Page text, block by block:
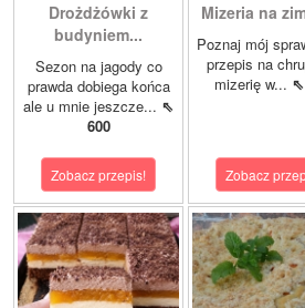
Drożdżówki z
budyniem...
Sezon na jagody co
prawda dobiega końca
ale u mnie jeszcze... ⇖
600
Zobacz przepis!
Mizeria na
Poznaj mój
przepis na
mizerię w... ⇖
Zobacz